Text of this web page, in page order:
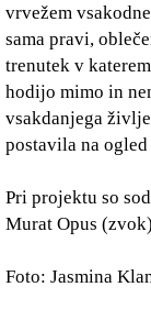
vrvežem
sama pravi,
trenutek v
hodijo mimo in
vsakdanjega
postavila na
Pri projektu so
Murat Opus
Foto: Jasmina